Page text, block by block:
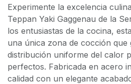
Experimente la excelencia
Teppan Yaki Gaggenau de la
los entusiastas de la cocina,
una única zona de cocción que
distribución uniforme del calor
perfectos. Fabricada en acero
calidad con un elegante